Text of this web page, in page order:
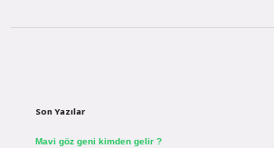
Son Yazılar
Mavi göz geni kimden gelir ?